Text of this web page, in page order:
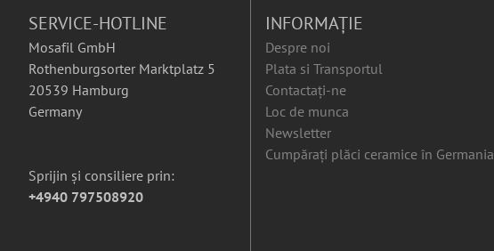
SERVICE-HOTLINE
Mosafil GmbH
Rothenburgsorter Marktplatz 5
20539 Hamburg
Germany
Sprijin și consiliere prin:
+4940 797508920
INFORMAȚIE
Despre noi
Plata si Transportul
Contactați-ne
Loc de munca
Newsletter
Cumpărați plăci ceramice în Germania